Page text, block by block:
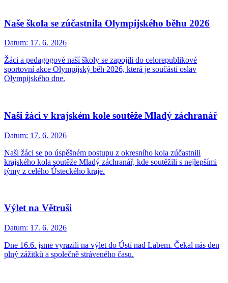
Naše škola se zúčastnila Olympijského běhu 2026
Datum: 17. 6. 2026
Žáci a pedagogové naší školy se zapojili do celorepublikové
sportovní akce Olympijský běh 2026, která je součástí oslav
Olympijského dne.
Naši žáci v krajském kole soutěže Mladý záchranář
Datum: 17. 6. 2026
Naši žáci se po úspěšném postupu z okresního kola zúčastnili
krajského kola soutěže Mladý záchranář, kde soutěžili s nejlepšími
týmy z celého Ústeckého kraje.
Výlet na Větruši
Datum: 17. 6. 2026
Dne 16.6. jsme vyrazili na výlet do Ústí nad Labem. Čekal nás den
plný zážitků a společně stráveného času.